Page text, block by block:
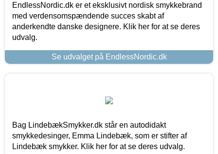
EndlessNordic.dk er et eksklusivt nordisk smykkebrand
med verdensomspændende succes skabt af
anderkendte danske designere. Klik her for at se deres
udvalg.
Se udvalget på EndlessNordic.dk
Bag LindebækSmykker.dk står en autodidakt
smykkedesinger, Emma Lindebæk, som er stifter af
Lindebæk smykker. Klik her for at se deres udvalg.